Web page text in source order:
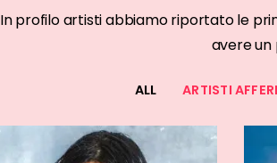
In profilo artisti abbiamo riportato le
avere un
ALL ARTISTI
Articolo 31